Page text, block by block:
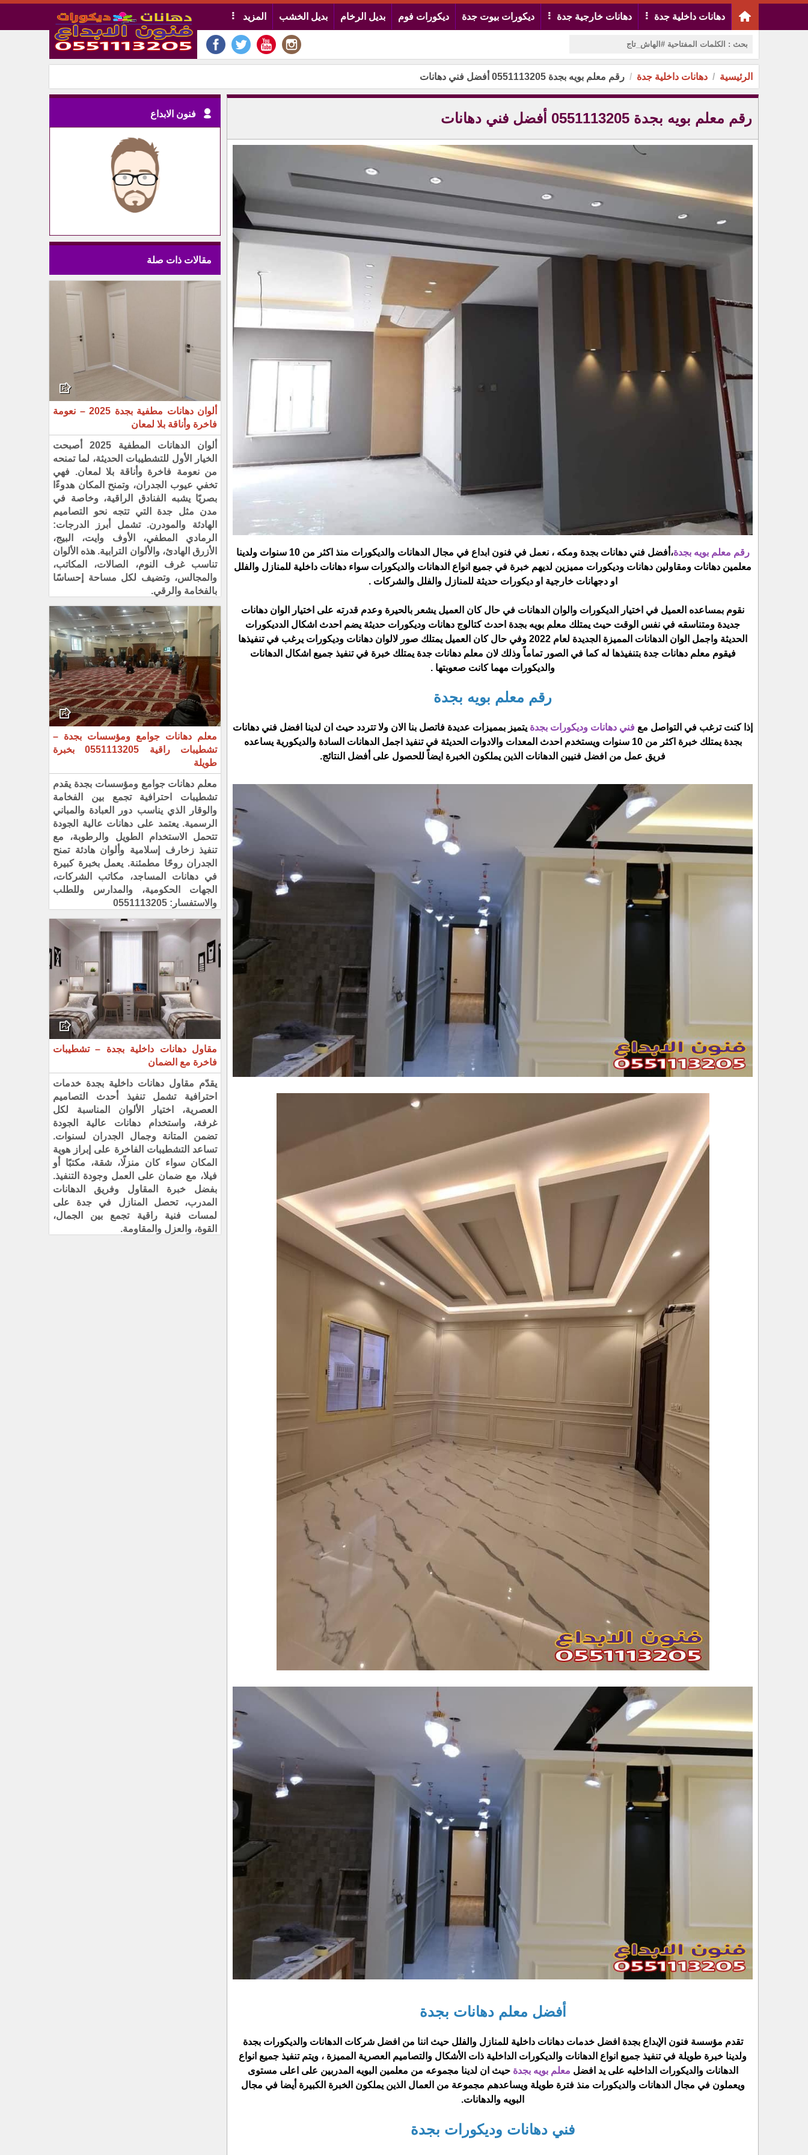
دهانات داخلية جدة دهانات خارجية جدة ديكورات بيوت جدة ديكورات فوم بديل الرخام بديل الخشب المزيد
الرئيسية دهانات داخلية جدة رقم معلم بويه بجدة 0551113205 أفضل فني دهانات
رقم معلم بويه بجدة 0551113205 أفضل فني دهانات
رقم معلم بويه بجدة
،أفضل فني دهانات بجدة ومكه ، نعمل في فنون ابداع في مجال الدهانات والديكورات منذ اكثر من 10 سنوات ولدينا
معلمين دهانات ومقاولين دهانات وديكورات مميزين لديهم خبرة في جميع انواع الدهانات والديكورات سواء دهانات داخلية للمنازل والفلل
او دجهانات خارجية او ديكورات حديثة للمنازل والفلل والشركات .
نقوم بمساعده العميل في اختيار الديكورات والوان الدهانات في حال كان العميل يشعر بالحيرة وعدم قدرته على اختيار الوان دهانات
جديدة ومتناسقه في نفس الوقت حيث يمتلك معلم بويه بجدة احدث كتالوج دهانات وديكورات حديثة يضم احدث اشكال الدديكورات
الحديثة واجمل الوان الدهانات المميزة الجديدة لعام 2022 وفي حال كان العميل يمتلك صور لالوان دهانات وديكورات يرغب في تنفيذها
فيقوم معلم دهانات جدة بتنفيذها له كما في الصور تماماً وذلك لان معلم دهانات جدة يمتلك خبرة في تنفيذ جميع اشكال الدهانات
والديكورات مهما كانت صعوبتها .
رقم معلم بويه بجدة
إذا كنت ترغب في التواصل مع فني دهانات وديكورات بجدة يتميز بمميزات عديدة فاتصل بنا الان ولا تتردد حيث ان لدينا افضل فني دهانات
بجدة يمتلك خبرة اكثر من 10 سنوات ويستخدم احدث المعدات والادوات الحديثة في تنفيذ اجمل الدهانات السادة والديكورية يساعده
فريق عمل من افضل فنيين الدهانات الذين يملكون الخبرة ايضاً للحصول على أفضل النتائج.
أفضل معلم دهانات بجدة
تقدم مؤسسة فنون الإبداع بجدة افضل خدمات دهانات داخلية للمنازل والفلل حيث اننا من افضل شركات الدهانات والديكورات بجدة
ولدينا خبرة طويلة في تنفيذ جميع انواع الدهانات والديكورات الداخلية ذات الأشكال والتصاميم العصرية المميزة ، ويتم تنفيذ جميع انواع
الدهانات والديكورات الداخليه على يد افضل معلم بويه بجدةحيث ان لدينا مجموعه من معلمين البويه المدربين على اعلى مستوى
ويعملون في مجال الدهانات والديكورات منذ فترة طويلة ويساعدهم مجموعة من العمال الذين يملكون الخبرة الكبيرة أيضا في مجال
البويه والدهانات.
فني دهانات وديكورات بجدة
فنون الابداع
مقالات ذات صلة
ألوان دهانات مطفية بجدة 2025 – نعومة
فاخرة وأناقة بلا لمعان
ألوان الدهانات المطفية 2025 أصبحت
الخيار الأول للتشطيبات الحديثة، لما تمنحه
من نعومة فاخرة وأناقة بلا لمعان. فهي
تخفي عيوب الجدران، وتمنح المكان هدوءًا
بصريًا يشبه الفنادق الراقية، وخاصة في
مدن مثل جدة التي تتجه نحو التصاميم
الهادئة والمودرن. تشمل أبرز الدرجات:
الرمادي المطفي، الأوف وايت، البيج،
الأزرق الهادئ، والألوان الترابية. هذه الألوان
تناسب غرف النوم، الصالات، المكاتب،
والمجالس، وتضيف لكل مساحة إحساسًا
بالفخامة والرقي.
معلم دهانات جوامع ومؤسسات بجدة –
تشطيبات راقية 0551113205 بخبرة
طويلة
معلم دهانات جوامع ومؤسسات بجدة يقدم
تشطيبات احترافية تجمع بين الفخامة
والوقار الذي يناسب دور العبادة والمباني
الرسمية. يعتمد على دهانات عالية الجودة
تتحمل الاستخدام الطويل والرطوبة، مع
تنفيذ زخارف إسلامية وألوان هادئة تمنح
الجدران روحًا مطمئنة. يعمل بخبرة كبيرة
في دهانات المساجد، مكاتب الشركات،
الجهات الحكومية، والمدارس وللطلب
والاستفسار: 0551113205
مقاول دهانات داخلية بجدة – تشطيبات
فاخرة مع الضمان
يقدّم مقاول دهانات داخلية بجدة خدمات
احترافية تشمل تنفيذ أحدث التصاميم
العصرية، اختيار الألوان المناسبة لكل
غرفة، واستخدام دهانات عالية الجودة
تضمن المتانة وجمال الجدران لسنوات.
تساعد التشطيبات الفاخرة على إبراز هوية
المكان سواء كان منزلًا، شقة، مكتبًا أو
فيلا، مع ضمان على العمل وجودة التنفيذ.
بفضل خبرة المقاول وفريق الدهانات
المدرب، تحصل المنازل في جدة على
لمسات فنية راقية تجمع بين الجمال،
القوة، والعزل والمقاومة.